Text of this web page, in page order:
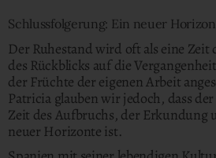
Schlussfolgerung: Ein neuer
Der Ruhestand wird oft als eine
des Rückblicks auf die
der Früchte der eigenen Arbeit
Patricia glauben wir jedoch, dass
Zeit des Aufbruchs, der Erkundung
neuer Horizonte ist.